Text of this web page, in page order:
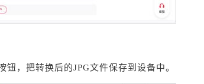
，把转换后的JPG文件保存到设备中。